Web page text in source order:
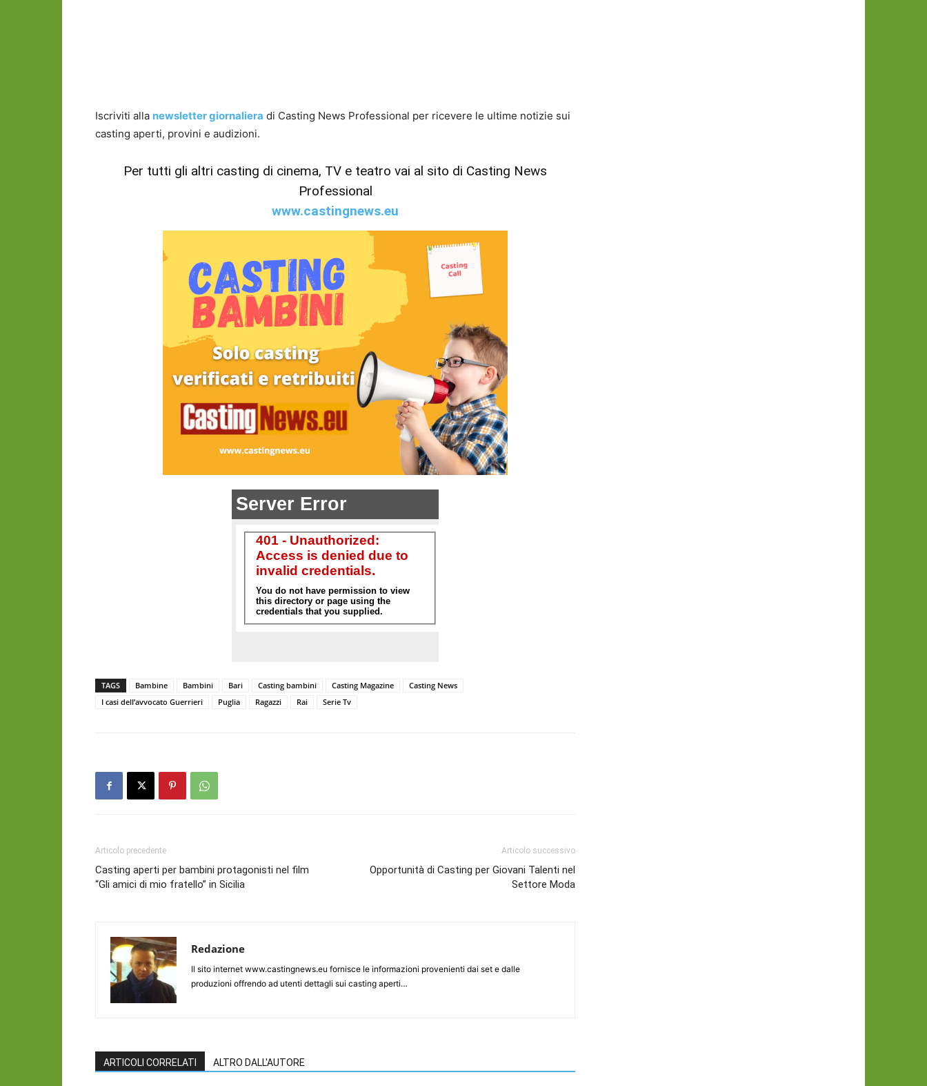
Iscriviti alla newsletter giornaliera di Casting News Professional per ricevere le ultime notizie sui
casting aperti, provini e audizioni.
Per tutti gli altri casting di cinema, TV e teatro vai al sito di Casting News
Professional
www.castingnews.eu
TAGS Bambine Bambini Bari Casting bambini Casting Magazine
Casting News
I casi dell’avvocato Guerrieri
Puglia Ragazzi Rai Serie Tv
Articolo precedente
Casting aperti per bambini protagonisti nel film
“Gli amici di mio fratello” in Sicilia
Articolo successivo
Opportunità di Casting per Giovani Talenti nel
Settore Moda
Redazione
Il sito internet www.castingnews.eu fornisce le informazioni provenienti dai set e dalle
produzioni offrendo ad utenti dettagli sui casting aperti…
ARTICOLI CORRELATI ALTRO DALL'AUTORE